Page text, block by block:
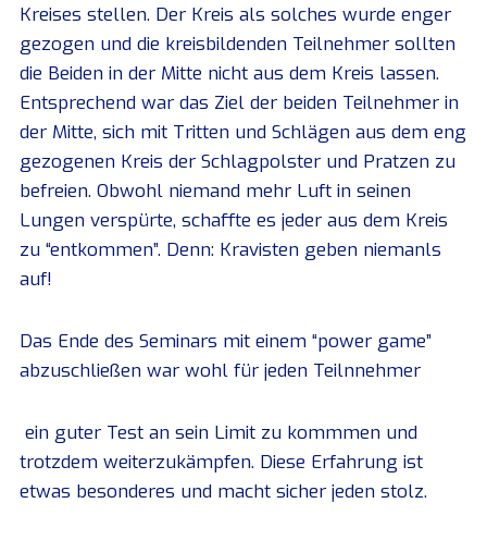
Kreises stellen. Der Kreis als solches wurde enger
gezogen und die kreisbildenden Teilnehmer sollten
die Beiden in der Mitte nicht aus dem Kreis lassen.
Entsprechend war das Ziel der beiden Teilnehmer in
der Mitte, sich mit Tritten und Schlägen aus dem eng
gezogenen Kreis der Schlagpolster und Pratzen zu
befreien. Obwohl niemand mehr Luft in seinen
Lungen verspürte, schaffte es jeder aus dem Kreis
zu “entkommen”. Denn: Kravisten geben niemanls
auf!
Das Ende des Seminars mit einem “power game”
abzuschließen war wohl für jeden Teilnnehmer
ein guter Test an sein Limit zu kommmen und
trotzdem weiterzukämpfen. Diese Erfahrung ist
etwas besonderes und macht sicher jeden stolz.